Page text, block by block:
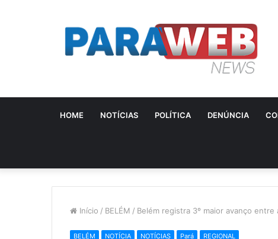
HOME NOTÍCIAS POLÍTICA DENÚNCIA
Início / BELÉM / Belém registra 3º maior avanço
BELÉM NOTÍCIA NOTÍCIAS Pará REGIONAL